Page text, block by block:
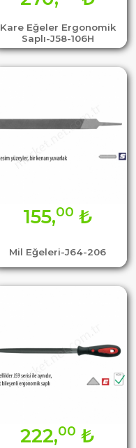
Kare Eğeler Ergonomik
Saplı-J58-106H
Mil Eğeleri-J64-206
155,00 ₺
222,00 ₺